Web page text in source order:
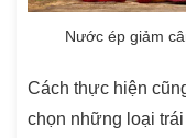
Nước ép giảm
Cách thực hiện
chọn những loại